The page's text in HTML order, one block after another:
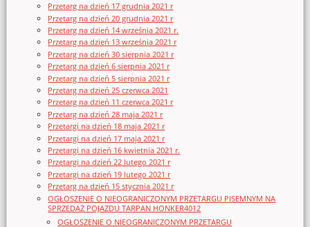
Przetarg na dzień 17 grudnia 2021 r
Przetarg na dzień 20 grudnia 2021 r
Przetarg na dzień 14 września 2021 r.
Przetarg na dzień 13 września 2021 r
Przetarg na dzień 30 sierpnia 2021 r
Przetarg na dzień 6 sierpnia 2021 r
Przetarg na dzień 5 sierpnia 2021 r
Przetarg na dzień 25 czerwca 2021
Przetarg na dzień 11 czerwca 2021 r
Przetarg na dzień 28 maja 2021 r
Przetargi na dzień 18 maja 2021 r
Przetargi na dzień 17 maja 2021 r
Przetargi na dzień 16 kwietnia 2021 r.
Przetargi na dzień 22 lutego 2021 r
Przetargi na dzień 19 lutego 2021 r
Przetarg na dzień 15 stycznia 2021 r
OGŁOSZENIE O NIEOGRANICZONYM PRZETARGU PISEMNYM NA
SPRZEDAŻ POJAZDU TARPAN HONKER4012
OGŁOSZENIE O NIEOGRANICZONYM PRZETARGU